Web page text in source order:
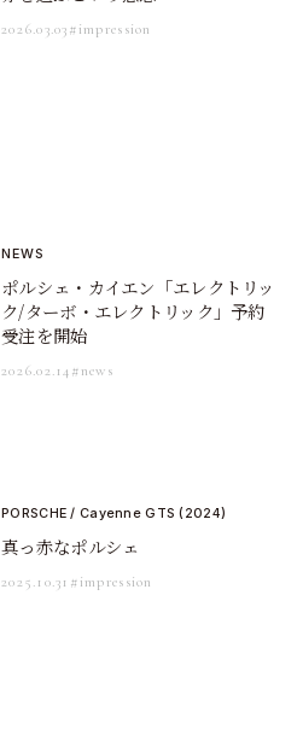
2026.03.03#impression
NEWS
ポルシェ・カイエン「エレクトリッ
ク/ターボ・エレクトリック」予約
受注を開始
2026.02.14#news
PORSCHE / Cayenne GTS (2024)
真っ赤なポルシェ
2025.10.31 #impression